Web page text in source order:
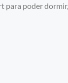
para poder dormir,